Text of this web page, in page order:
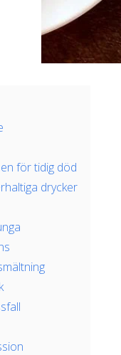
för tidig död
drycker